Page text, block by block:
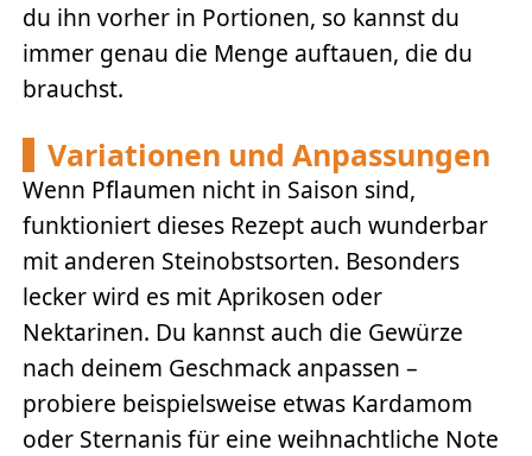
du ihn vorher in Portionen, so kannst du
immer genau die Menge auftauen, die du
brauchst.
Variationen und Anpassungen
Wenn Pflaumen nicht in Saison sind,
funktioniert dieses Rezept auch wunderbar
mit anderen Steinobstsorten. Besonders
lecker wird es mit Aprikosen oder
Nektarinen. Du kannst auch die Gewürze
nach deinem Geschmack anpassen –
probiere beispielsweise etwas Kardamom
oder Sternanis für eine weihnachtliche Note